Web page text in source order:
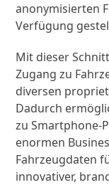
anonymisierten
Verfügung
Mit dieser
Zugang zu
diversen
Dadurch
zu Smartphone-
enormen
Fahrzeugdaten
innovativer,